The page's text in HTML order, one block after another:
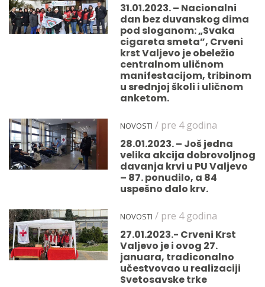
31.01.2023. – Nacionalni
dan bez duvanskog dima
pod sloganom: „Svaka
cigareta smeta”, Crveni
krst Valjevo je obeležio
centralnom uličnom
manifestacijom, tribinom
u srednjoj školi i uličnom
anketom.
NOVOSTI / pre 4 godina
28.01.2023. – Još jedna
velika akcija dobrovoljnog
davanja krvi u PU Valjevo
– 87. ponudilo, a 84
uspešno dalo krv.
NOVOSTI / pre 4 godina
27.01.2023.- Crveni Krst
Valjevo je i ovog 27.
januara, tradiconalno
učestvovao u realizaciji
Svetosavske trke